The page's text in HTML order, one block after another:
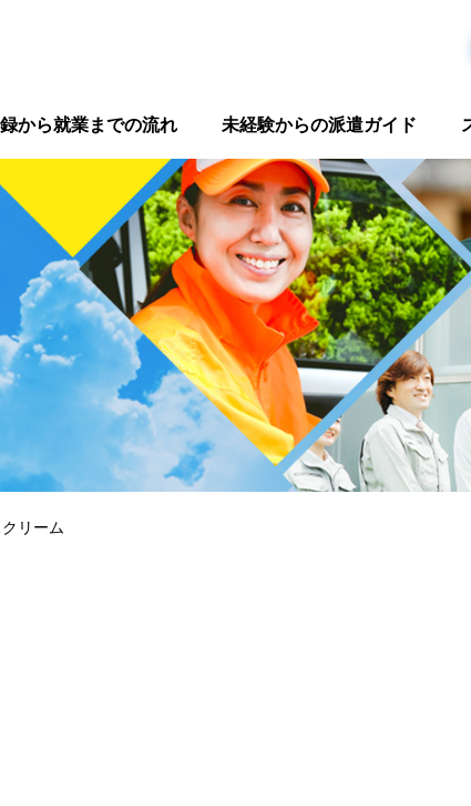
から就業までの流れ 未経験からの派遣ガイド
リーム